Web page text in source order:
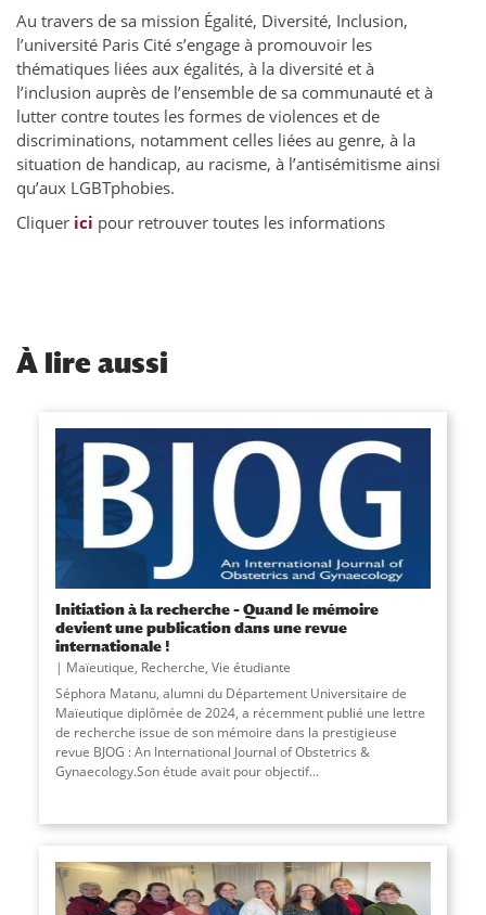
Au travers de sa mission Égalité, Diversité, Inclusion,
l’université Paris Cité s’engage à promouvoir les
thématiques liées aux égalités, à la diversité et à
l’inclusion auprès de l’ensemble de sa communauté et à
lutter contre toutes les formes de violences et de
discriminations, notamment celles liées au genre, à la
situation de handicap, au racisme, à l’antisémitisme ainsi
qu’aux LGBTphobies.
Cliquer ici pour retrouver toutes les informations
À lire aussi
Initiation à la recherche – Quand le mémoire
devient une publication dans une revue
internationale !
Maïeutique, Recherche, Vie étudiante
Séphora Matanu, alumni du Département Universitaire de
Maïeutique diplômée de 2024, a récemment publié une lettre
de recherche issue de son mémoire dans la prestigieuse
revue BJOG : An International Journal of Obstetrics &
Gynaecology.Son étude avait pour objectif...